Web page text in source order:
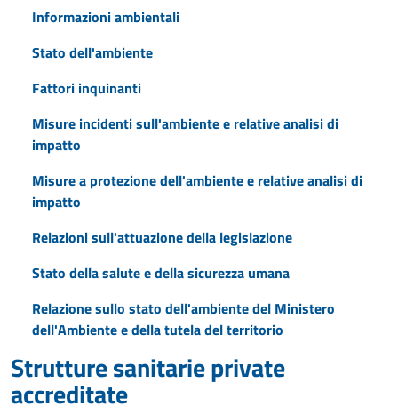
Informazioni ambientali
Stato dell'ambiente
Fattori inquinanti
Misure incidenti sull'ambiente e relative analisi di
impatto
Misure a protezione dell'ambiente e relative analisi di
impatto
Relazioni sull'attuazione della legislazione
Stato della salute e della sicurezza umana
Relazione sullo stato dell'ambiente del Ministero
dell'Ambiente e della tutela del territorio
Strutture sanitarie private
accreditate